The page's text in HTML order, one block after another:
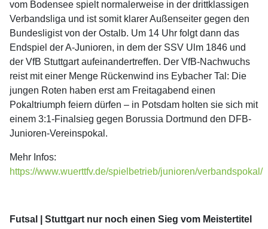
vom Bodensee spielt normalerweise in der drittklassigen
Verbandsliga und ist somit klarer Außenseiter gegen den
Bundesligist von der Ostalb. Um 14 Uhr folgt dann das
Endspiel der A-Junioren, in dem der SSV Ulm 1846 und
der VfB Stuttgart aufeinandertreffen. Der VfB-Nachwuchs
reist mit einer Menge Rückenwind ins Eybacher Tal: Die
jungen Roten haben erst am Freitagabend einen
Pokaltriumph feiern dürfen – in Potsdam holten sie sich mit
einem 3:1-Finalsieg gegen Borussia Dortmund den DFB-
Junioren-Vereinspokal.
Mehr Infos:
https://www.wuerttfv.de/spielbetrieb/junioren/verbandspokal/
Futsal | Stuttgart nur noch einen Sieg vom Meistertitel